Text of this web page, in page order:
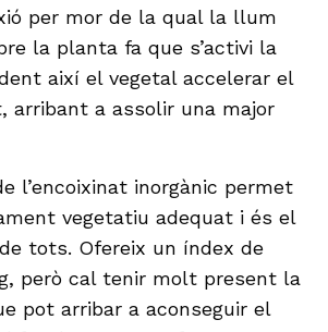
per mor de la qual la llum
la planta fa que s’activi la
així el vegetal accelerar el
arribant a assolir una major
l’encoixinat inorgànic permet
vegetatiu adequat i és el
tots. Ofereix un índex de
però cal tenir molt present la
pot arribar a aconseguir el